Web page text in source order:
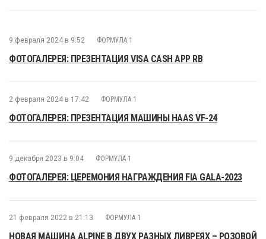
9 февраля 2024 в 9:52 ФОРМУЛА 1
ФОТОГАЛЕРЕЯ: ПРЕЗЕНТАЦИЯ VISA CASH APP RB
2 февраля 2024 в 17:42 ФОРМУЛА 1
ФОТОГАЛЕРЕЯ: ПРЕЗЕНТАЦИЯ МАШИНЫ HAAS VF-24
9 декабря 2023 в 9:04 ФОРМУЛА 1
ФОТОГАЛЕРЕЯ: ЦЕРЕМОНИЯ НАГРАЖДЕНИЯ FIA GALA-2023
21 февраля 2022 в 21:13 ФОРМУЛА 1
НОВАЯ МАШИНА ALPINE В ДВУХ РАЗНЫХ ЛИВРЕЯХ – РОЗОВОЙ